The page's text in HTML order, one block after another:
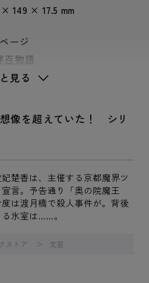
× 149 × 17.5 mm
ージ
百物語
見る
像を超えていた！ シリ
楚香は、主催する京都魔界ツ
言。予告通り「奥の院魔王
は渡月橋で殺人事件が。背後
氷室は……。
ストア 文芸